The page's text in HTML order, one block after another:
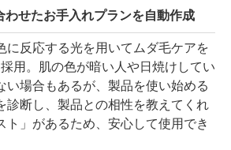
わせたお手入れプランを自動作成
に反応する光を用いてムダ毛ケアを
用。肌の色が暗い人や日焼けしてい
い場合もあるが、製品を使い始める
診断し、製品との相性を教えてくれ
ト」があるため、安心して使用でき